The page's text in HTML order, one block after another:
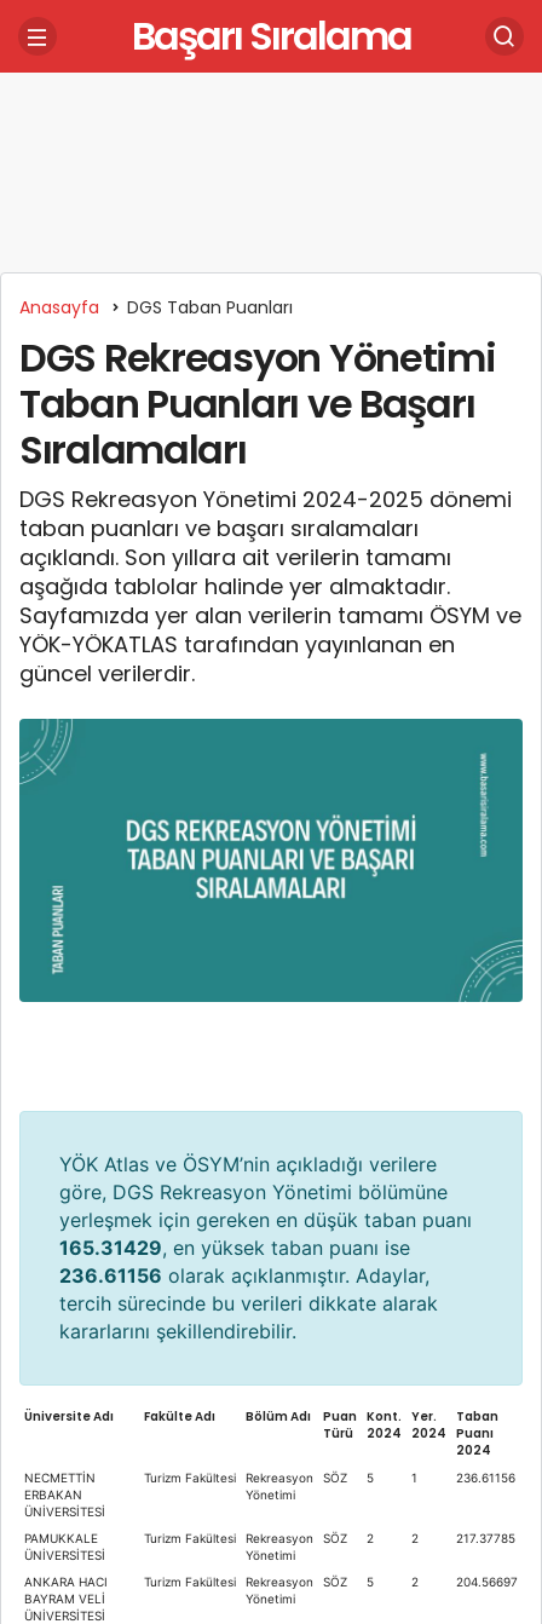
Başarı Sıralama
Anasayfa DGS Taban Puanları
DGS Rekreasyon Yönetimi
Taban Puanları ve Başarı
Sıralamaları
DGS Rekreasyon Yönetimi 2024-2025 dönemi
taban puanları ve başarı sıralamaları
açıklandı. Son yıllara ait verilerin tamamı
aşağıda tablolar halinde yer almaktadır.
Sayfamızda yer alan verilerin tamamı ÖSYM ve
YÖK-YÖKATLAS tarafından yayınlanan en
güncel verilerdir.
YÖK Atlas ve ÖSYM’nin açıkladığı verilere
göre, DGS Rekreasyon Yönetimi bölümüne
yerleşmek için gereken en düşük taban puanı
165.31429, en yüksek taban puanı ise
236.61156 olarak açıklanmıştır. Adaylar,
tercih sürecinde bu verileri dikkate alarak
kararlarını şekillendirebilir.
Üniversite Adı Fakülte Adı Bölüm Adı
Puan
Türü
Kont.
2024
Yer.
2024
Taban
Puanı
2024
NECMETTİN
ERBAKAN
ÜNİVERSİTESİ
Turizm Fakültesi
Rekreasyon
Yönetimi
SÖZ 5 1 236.61156
PAMUKKALE
ÜNİVERSİTESİ
Turizm Fakültesi
Rekreasyon
Yönetimi
SÖZ 2 2 217.37785
ANKARA HACI
BAYRAM VELİ
ÜNİVERSİTESİ
Turizm Fakültesi
Rekreasyon
Yönetimi
SÖZ 5 2 204.56697